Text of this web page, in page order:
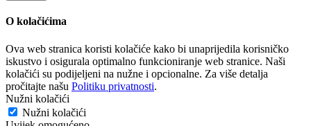
O kolačićima
Ova web stranica koristi kolačiće kako bi unaprijedila korisničko
iskustvo i osigurala optimalno funkcioniranje web stranice. Naši
kolačići su podijeljeni na nužne i opcionalne. Za više detalja
pročitajte našu Politiku privatnosti.
Nužni kolačići
Nužni kolačići